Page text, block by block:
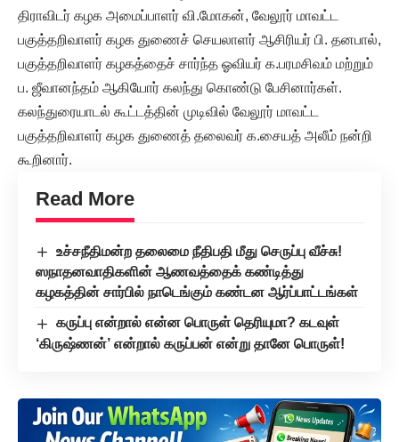
திராவிடர் கழக அமைப்பாளர் வி.மோகன், வேலூர் மாவட்ட
பகுத்தறிவாளர் கழக துணைச் செயலாளர் ஆசிரியர் பி. தனபால்,
பகுத்தறிவாளர் கழகத்தைச் சார்ந்த ஓவியர் க.பரமசிவம் மற்றும்
ப. ஜீவானந்தம் ஆகியோர் கலந்து கொண்டு பேசினார்கள்.
கலந்துரையாடல் கூட்டத்தின் முடிவில் வேலூர் மாவட்ட
பகுத்தறிவாளர் கழக துணைத் தலைவர் க.சையத் அலீம் நன்றி
கூறினார்.
Read More
உச்சநீதிமன்ற தலைமை நீதிபதி மீது செருப்பு வீச்சு!
ஸநாதனவாதிகளின் ஆணவத்தைக் கண்டித்து
கழகத்தின் சார்பில் நாடெங்கும் கண்டன ஆர்ப்பாட்டங்கள்
கருப்பு என்றால் என்ன பொருள் தெரியுமா? கடவுள்
‘கிருஷ்ணன்’ என்றால் கருப்பன் என்று தானே பொருள்!